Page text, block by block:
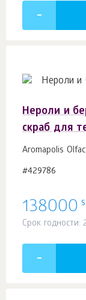
Нероли и
скраб для
Aromapolis
#429786
138000
Срок